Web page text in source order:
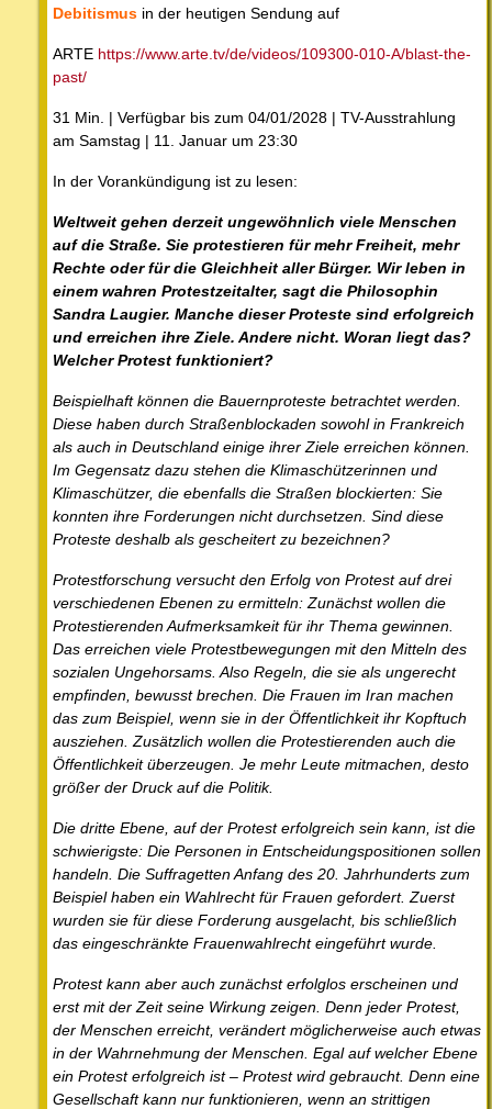
Debitismus in der heutigen Sendung auf
ARTE https://www.arte.tv/de/videos/109300-010-A/blast-the-
past/
31 Min. | Verfügbar bis zum 04/01/2028 | TV-Ausstrahlung
am Samstag | 11. Januar um 23:30
In der Vorankündigung ist zu lesen:
Weltweit gehen derzeit ungewöhnlich viele Menschen
auf die Straße. Sie protestieren für mehr Freiheit, mehr
Rechte oder für die Gleichheit aller Bürger. Wir leben in
einem wahren Protestzeitalter, sagt die Philosophin
Sandra Laugier. Manche dieser Proteste sind erfolgreich
und erreichen ihre Ziele. Andere nicht. Woran liegt das?
Welcher Protest funktioniert?
Beispielhaft können die Bauernproteste betrachtet werden.
Diese haben durch Straßenblockaden sowohl in Frankreich
als auch in Deutschland einige ihrer Ziele erreichen können.
Im Gegensatz dazu stehen die Klimaschützerinnen und
Klimaschützer, die ebenfalls die Straßen blockierten: Sie
konnten ihre Forderungen nicht durchsetzen. Sind diese
Proteste deshalb als gescheitert zu bezeichnen?
Protestforschung versucht den Erfolg von Protest auf drei
verschiedenen Ebenen zu ermitteln: Zunächst wollen die
Protestierenden Aufmerksamkeit für ihr Thema gewinnen.
Das erreichen viele Protestbewegungen mit den Mitteln des
sozialen Ungehorsams. Also Regeln, die sie als ungerecht
empfinden, bewusst brechen. Die Frauen im Iran machen
das zum Beispiel, wenn sie in der Öffentlichkeit ihr Kopftuch
ausziehen. Zusätzlich wollen die Protestierenden auch die
Öffentlichkeit überzeugen. Je mehr Leute mitmachen, desto
größer der Druck auf die Politik.
Die dritte Ebene, auf der Protest erfolgreich sein kann, ist die
schwierigste: Die Personen in Entscheidungspositionen sollen
handeln. Die Suffragetten Anfang des 20. Jahrhunderts zum
Beispiel haben ein Wahlrecht für Frauen gefordert. Zuerst
wurden sie für diese Forderung ausgelacht, bis schließlich
das eingeschränkte Frauenwahlrecht eingeführt wurde.
Protest kann aber auch zunächst erfolglos erscheinen und
erst mit der Zeit seine Wirkung zeigen. Denn jeder Protest,
der Menschen erreicht, verändert möglicherweise auch etwas
in der Wahrnehmung der Menschen. Egal auf welcher Ebene
ein Protest erfolgreich ist – Protest wird gebraucht. Denn eine
Gesellschaft kann nur funktionieren, wenn an strittigen